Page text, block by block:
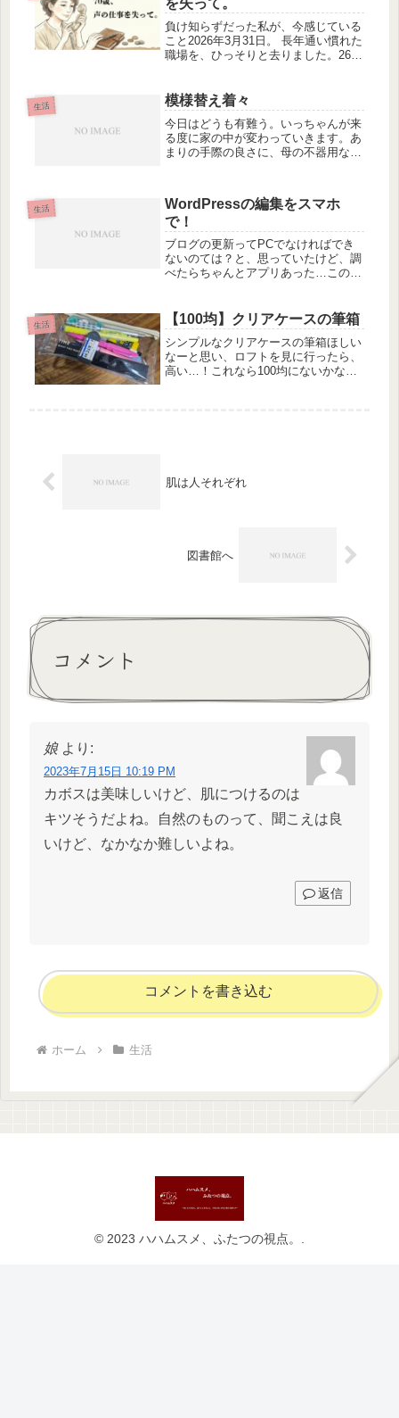
を失って。
負け知らずだった私が、今感じている
こと2026年3月31日。 長年通い慣れた
職場を、ひっそりと去りました。26年
扱う内容は変わっても、受話器越しに
誰かと繋がり、言葉を交わす...
生活 模様替え着々
今日はどうも有難う。いっちゃんが来
る度に家の中が変わっていきます。あ
まりの手際の良さに、母の不器用な
生活
WordPressの編集をスマホ
で！
ブログの更新ってPCでなければでき
ないのては？と、思っていたけど、調
べたらちゃんとアプリあった…このア
HPアドレスからログインにしたら簡
単だった！そして、今さっ...
生活 【100均】クリアケースの筆箱
シンプルなクリアケースの筆箱ほしい
なーと思い、ロフトを見に行ったら、
高い…！これなら100均にないかな？
肌は人それぞれ
図書館へ
コメント
娘 より:
2023年7月15日 10:19 PM
カボスは美味しいけど、肌につけるのは
キツそうだよね。自然のものって、聞こえは良
いけど、なかなか難しいよね。
返信
コメントを書き込む
ホーム 生活
© 2023 ハハムスメ、ふたつの視点。.